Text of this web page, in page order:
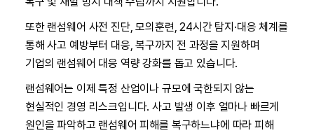
또한 랜섬웨어 사전 진단, 모의훈련, 24시간 탐지·대응 체계를
통해 사고 예방부터 대응, 복구까지 전 과정을 지원하며
기업의 랜섬웨어 대응 역량 강화를 돕고 있습니다.
랜섬웨어는 이제 특정 산업이나 규모에 국한되지 않는
현실적인 경영 리스크입니다. 사고 발생 이후 얼마나 빠르게
원인을 파악하고 랜섬웨어 피해를 복구하느냐에 따라 피해